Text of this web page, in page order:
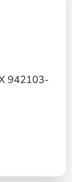
942103-